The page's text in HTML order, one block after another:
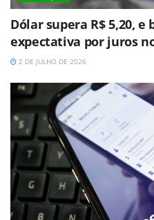
Dólar supera R$ 5,20, e
expectativa por juros
2 DE JULHO DE 2026